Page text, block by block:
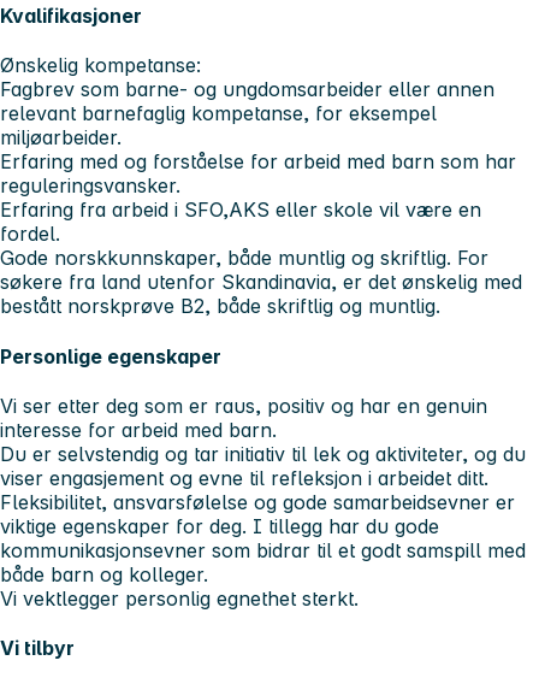
Kvalifikasjoner
Ønskelig kompetanse:
Fagbrev som barne- og ungdomsarbeider eller annen
relevant barnefaglig kompetanse, for eksempel
miljøarbeider.
Erfaring med og forståelse for arbeid med barn som har
reguleringsvansker.
Erfaring fra arbeid i SFO,AKS eller skole vil være en
fordel.
Gode norskkunnskaper, både muntlig og skriftlig. For
søkere fra land utenfor Skandinavia, er det ønskelig med
bestått norskprøve B2, både skriftlig og muntlig.
Personlige egenskaper
Vi ser etter deg som er raus, positiv og har en genuin
interesse for arbeid med barn.
Du er selvstendig og tar initiativ til lek og aktiviteter, og du
viser engasjement og evne til refleksjon i arbeidet ditt.
Fleksibilitet, ansvarsfølelse og gode samarbeidsevner er
viktige egenskaper for deg. I tillegg har du gode
kommunikasjonsevner som bidrar til et godt samspill med
både barn og kolleger.
Vi vektlegger personlig egnethet sterkt.
Vi tilbyr